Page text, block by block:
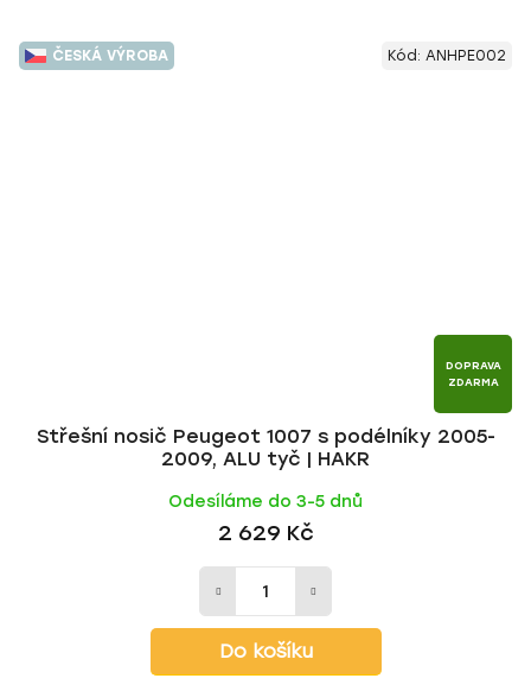
ČESKÁ VÝROBA
DOPRAVA
ZDARMA
Střešní nosič Peugeot 1007 s podélníky 2005-
2009, ALU tyč | HAKR
Odesíláme do 3-5 dnů
2 629 Kč
Do košíku
Kód: ANHPE002